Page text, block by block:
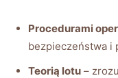
Procedurami
bezpieczeństwa i
Teorią lotu –